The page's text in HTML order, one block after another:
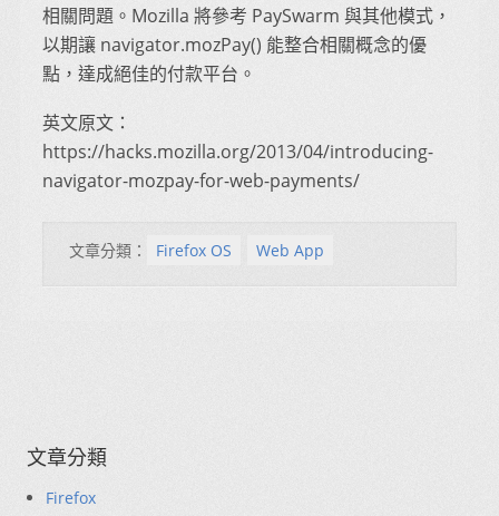
相關問題。Mozilla 將參考 PaySwarm 與其他模式，
以期讓 navigator.mozPay() 能整合相關概念的優
點，達成絕佳的付款平台。
英文原文：
https://hacks.mozilla.org/2013/04/introducing-
navigator-mozpay-for-web-payments/
文章分類： Firefox OS Web App
文章分類
Firefox